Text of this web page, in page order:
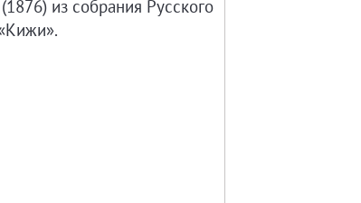
из собрания Русского